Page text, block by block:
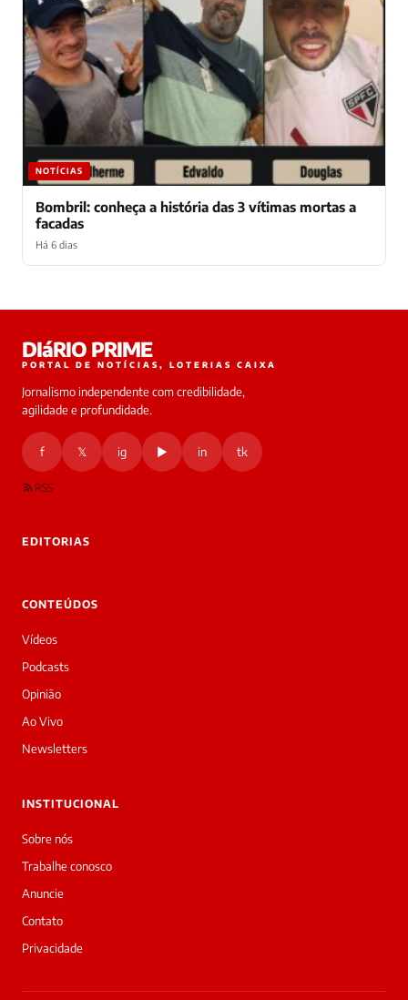
NOTÍCIAS
Bombril: conheça a história das 3 vítimas mortas a
facadas
Há 6 dias
online
Bom
dia!
Sou
a
daqui
do
Prime.
Priscila
Livia
acabou
de
cobrir
matéria
—
galera
DIáRIO PRIME
PORTAL DE NOTÍCIAS, LOTERIAS CAIXA
Jornalismo independente com credibilidade,
agilidade e profundidade.
f 𝕏 ig ▶ in tk
RSS
EDITORIAS
CONTEÚDOS
Vídeos
Podcasts
Opinião
Ao Vivo
Newsletters
INSTITUCIONAL
Sobre nós
Trabalhe conosco
Anuncie
Contato
Privacidade